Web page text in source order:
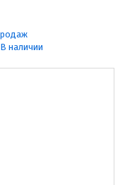
В наличии